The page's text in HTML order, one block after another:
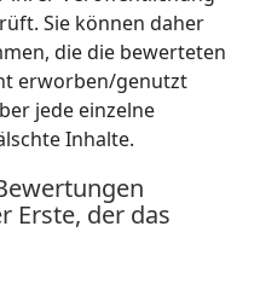
Sie können daher
die die bewerteten
erworben/genutzt
jede einzelne
Inhalte.
Erste, der das